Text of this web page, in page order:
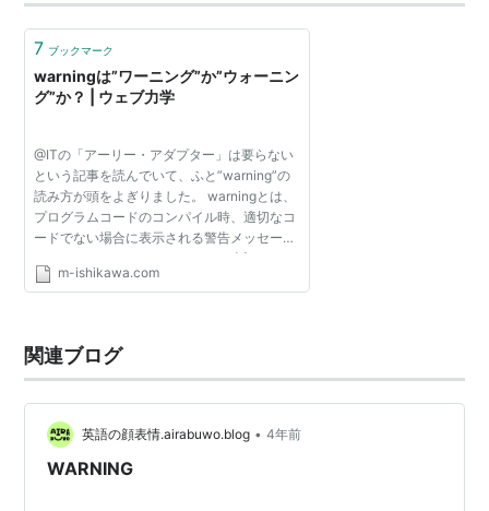
Slightly Dangerous Roberto
Where You Lead Raise a Native
タルだっただけ…
7 ブックマーク
warningは”ワーニング”か”ウォーニン
グ”か？ | ウェブ力学
@ITの「アーリー・アダプター」は要らない
という記事を読んでいて、ふと”warning”の
読み方が頭をよぎりました。 warningとは、
プログラムコードのコンパイル時、適切なコ
ードでない場合に表示される警告メッセージ
のことです。 warningをカタカナ表記するこ
とはほとんどないのですが、会話の中ではよ
m-ishikawa.com
関連ブログ
英語の顔表情.airabuwo.blog • 4年前
WARNING